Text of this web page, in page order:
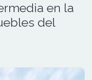
en la
del